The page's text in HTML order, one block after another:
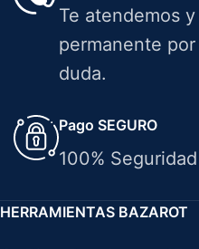
Te atendemos
permanente
duda.
Pago SEGURO
100%
HERRAMIENTAS BAZAROT